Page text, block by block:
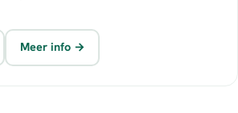
Meer info →